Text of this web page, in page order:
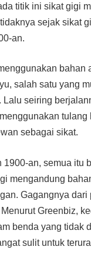
titik ini sikat gigi
sejak sikat
an.
bahan
salah satu yang
Lalu seiring
tulang
sebagai sikat.
1900-an, semua itu
mengandung
Gagangnya dari
Greenbiz,
benda yang tidak
sulit untuk